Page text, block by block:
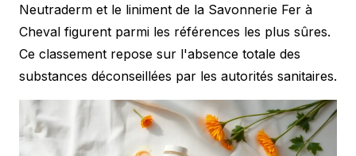
Neutraderm et le liniment de la Savonnerie Fer à
Cheval figurent parmi les références les plus sûres.
Ce classement repose sur l'absence totale des
substances déconseillées par les autorités sanitaires.